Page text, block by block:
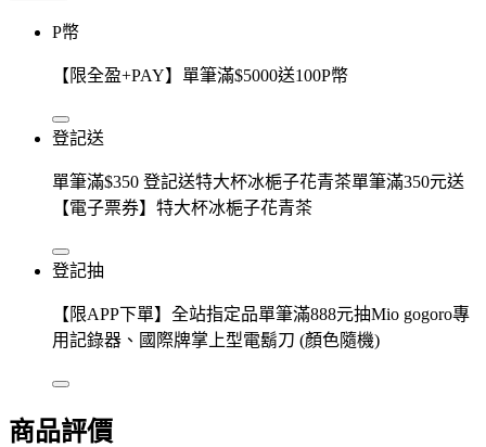
P幣
【限全盈+PAY】單筆滿$5000送100P幣
登記送
單筆滿$350 登記送特大杯冰梔子花青茶單筆滿350元送
【電子票券】特大杯冰梔子花青茶
登記抽
【限APP下單】全站指定品單筆滿888元抽Mio gogoro專
用記錄器、國際牌掌上型電鬍刀 (顏色隨機)
商品評價